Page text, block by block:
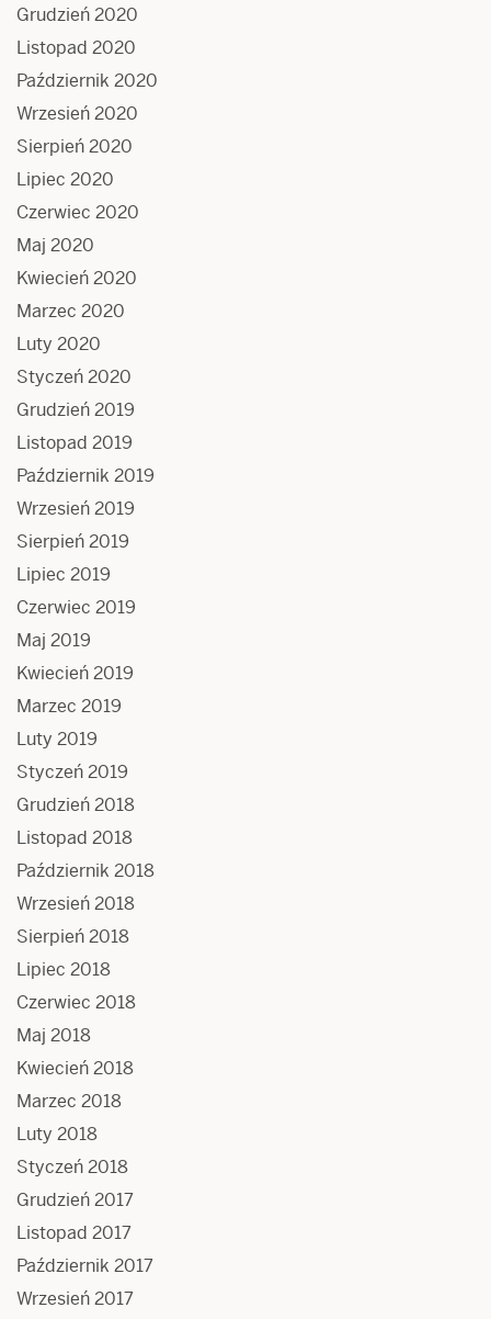
Grudzień 2020
Listopad 2020
Październik 2020
Wrzesień 2020
Sierpień 2020
Lipiec 2020
Czerwiec 2020
Maj 2020
Kwiecień 2020
Marzec 2020
Luty 2020
Styczeń 2020
Grudzień 2019
Listopad 2019
Październik 2019
Wrzesień 2019
Sierpień 2019
Lipiec 2019
Czerwiec 2019
Maj 2019
Kwiecień 2019
Marzec 2019
Luty 2019
Styczeń 2019
Grudzień 2018
Listopad 2018
Październik 2018
Wrzesień 2018
Sierpień 2018
Lipiec 2018
Czerwiec 2018
Maj 2018
Kwiecień 2018
Marzec 2018
Luty 2018
Styczeń 2018
Grudzień 2017
Listopad 2017
Październik 2017
Wrzesień 2017